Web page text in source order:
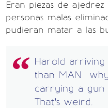
Eran piezas de
personas malas
pudieran matar a las
Harold arriving
than MAN
carrying a gun
That’s weird.